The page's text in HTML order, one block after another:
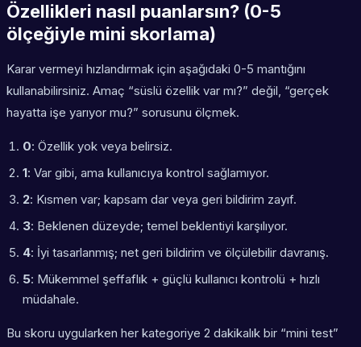
Özellikleri nasıl puanlarsın? (0-5
ölçeğiyle mini skorlama)
Karar vermeyi hızlandırmak için aşağıdaki 0-5 mantığını
kullanabilirsiniz. Amaç “süslü özellik var mı?” değil, “gerçek
hayatta işe yarıyor mu?” sorusunu ölçmek.
0: Özellik yok veya belirsiz.
1: Var gibi, ama kullanıcıya kontrol sağlamıyor.
2: Kısmen var; kapsam dar veya geri bildirim zayıf.
3: Beklenen düzeyde; temel beklentiyi karşılıyor.
4: İyi tasarlanmış; net geri bildirim ve ölçülebilir davranış.
5: Mükemmel şeffaflık + güçlü kullanıcı kontrolü + hızlı
müdahale.
Bu skoru uygularken her kategoriye 2 dakikalık bir “mini test”